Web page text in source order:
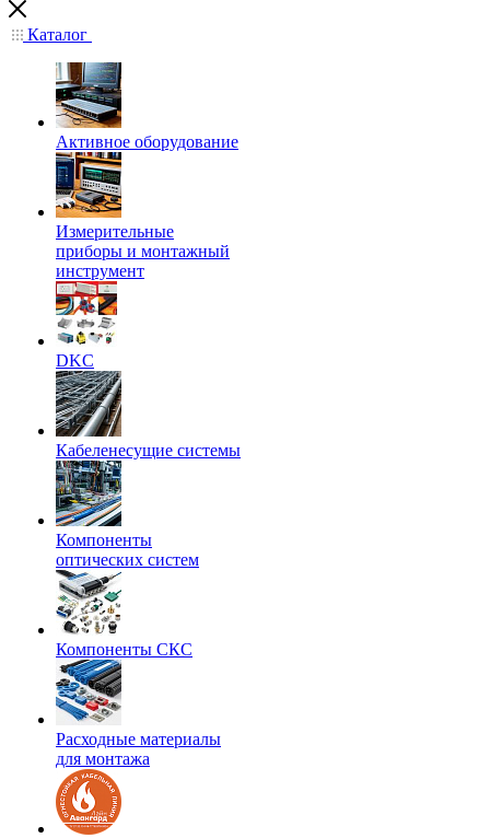
Каталог
Активное оборудование
Измерительные
приборы и монтажный
инструмент
DKC
Кабеленесущие системы
Компоненты
оптических систем
Компоненты СКС
Расходные материалы
для монтажа